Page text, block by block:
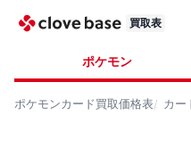
買取表
ポケモン
ポケモンカード買取価格表 カー